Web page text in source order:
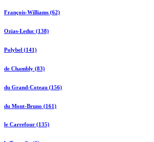
François-Williams (62)
Ozias-Leduc (138)
Polybel (141)
de Chambly (83)
du Grand-Coteau (156)
du Mont-Bruno (161)
le Carrefour (135)